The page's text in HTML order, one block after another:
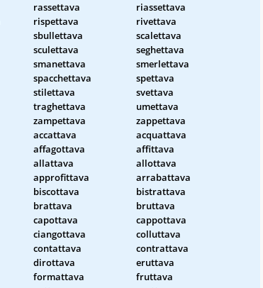
rassettava
riassettava
rispettava
rivettava
sbullettava
scalettava
sculettava
seghettava
smanettava
smerlettava
spacchettava
spettava
stilettava
svettava
traghettava
umettava
zampettava
zappettava
accattava
acquattava
affagottava
affittava
allattava
allottava
approfittava
arrabattava
biscottava
bistrattava
brattava
bruttava
capottava
cappottava
ciangottava
colluttava
contattava
contrattava
dirottava
eruttava
formattava
fruttava